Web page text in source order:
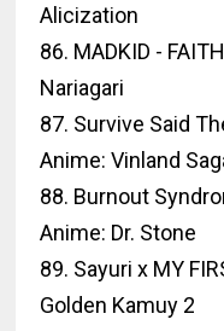
Alicization
86. MADKID -
Nariagari
87. Survive Said
Anime: Vinland
88. Burnout
Anime: Dr. Stone
89. Sayuri x MY
Golden Kamuy 2